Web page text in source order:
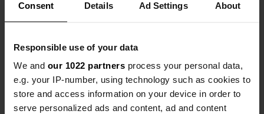
Consent Details Ad Settings About
Responsible use of your data
We and our 1022 partners process your personal data,
e.g. your IP-number, using technology such as cookies to
store and access information on your device in order to
serve personalized ads and content, ad and content
Een locatie
beoordeeld
— ongeveer 1 jaar
geleden
161497